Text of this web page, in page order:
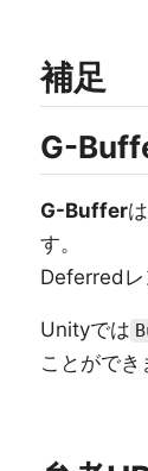
補足
G-
G-Buffer
す。
Deferredレ
Unityでは
ことができ